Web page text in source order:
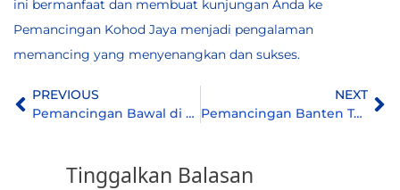
ini bermanfaat dan membuat kunjungan Anda ke
Pemancingan Kohod Jaya menjadi pengalaman
memancing yang menyenangkan dan sukses.
PREVIOUS
Pemancingan Bawal di Tangerang
NEXT
Pemancingan Banten Terbaik Yang Wajib Kamu Kunjungi!
Tinggalkan Balasan